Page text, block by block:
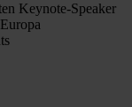
Keynote-Speaker